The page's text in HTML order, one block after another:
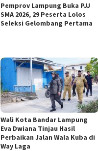
Pemprov Lampung Buka PJJ
SMA 2026, 29 Peserta Lolos
Seleksi Gelombang Pertama
Wali Kota Bandar Lampung
Eva Dwiana Tinjau Hasil
Perbaikan Jalan Wala Kuba di
Way Laga